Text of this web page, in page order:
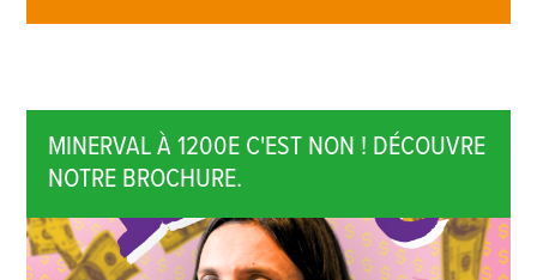
MINERVAL À 1200E C'EST NON ! DÉCOUVRE
NOTRE BROCHURE.